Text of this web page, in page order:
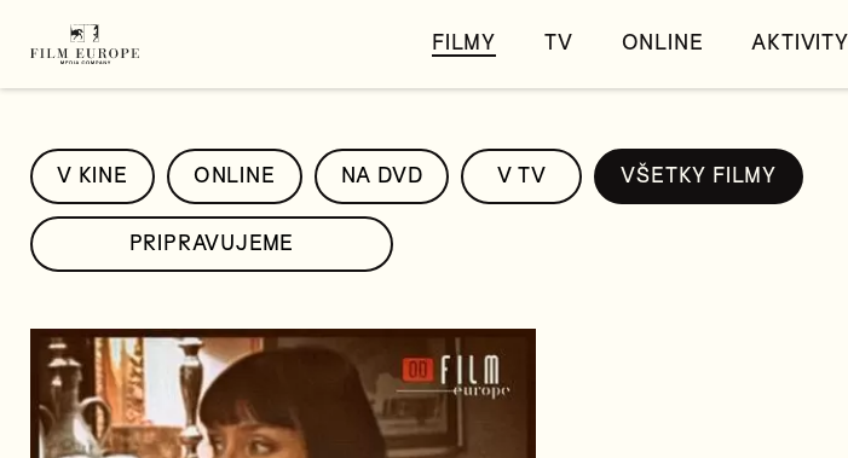
FILMY TV ONLINE AKTIVITY
V KINE ONLINE NA DVD V TV VŠETKY FILMY
PRIPRAVUJEME